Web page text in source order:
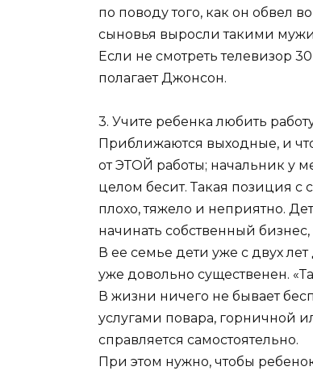
по поводу того, как он обвел
сыновья выросли такими
Если не смотреть телевизор
полагает Джонсон.
3. Учите ребенка любить
Приближаются выходные, и
от ЭТОЙ работы; начальник у
целом бесит. Такая позиция с
плохо, тяжело и неприятно.
начинать собственный
В ее семье дети уже с двух
уже довольно существенен.
В жизни ничего не бывает
услугами повара, горничной
справляется самостоятельно.
При этом нужно, чтобы